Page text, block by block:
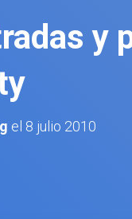
y
el 8 julio 2010